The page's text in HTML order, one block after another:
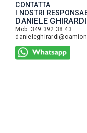
CONTATTA
I NOSTRI
DANIELE GHIRARDI
Mob. 349 392 38 43